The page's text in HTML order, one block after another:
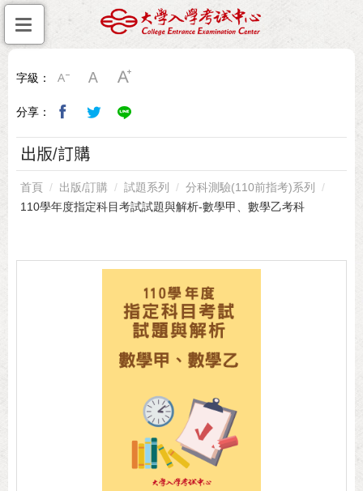
字級：
分享：
出版/訂購
首頁 出版/訂購 試題系列
分科測驗(110前指考)系列
110學年度指定科目考試試題與解析-數學甲、數學乙考科